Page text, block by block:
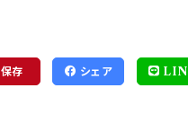
保存 シェア